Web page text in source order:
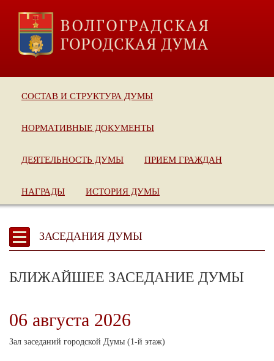
СОСТАВ И СТРУКТУРА ДУМЫ
НОРМАТИВНЫЕ ДОКУМЕНТЫ
ДЕЯТЕЛЬНОСТЬ ДУМЫ ПРИЕМ ГРАЖДАН
НАГРАДЫ ИСТОРИЯ ДУМЫ
ЗАСЕДАНИЯ ДУМЫ
БЛИЖАЙШЕЕ ЗАСЕДАНИЕ ДУМЫ
06 августа 2026
Зал заседаний городской Думы (1-й этаж)